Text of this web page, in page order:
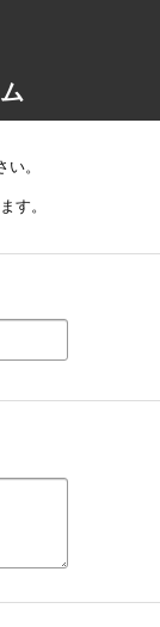
。
す。